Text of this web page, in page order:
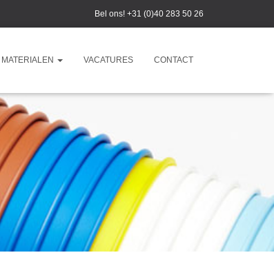
Bel ons! +31 (0)40 283 50 26
MATERIALEN VACATURES CONTACT